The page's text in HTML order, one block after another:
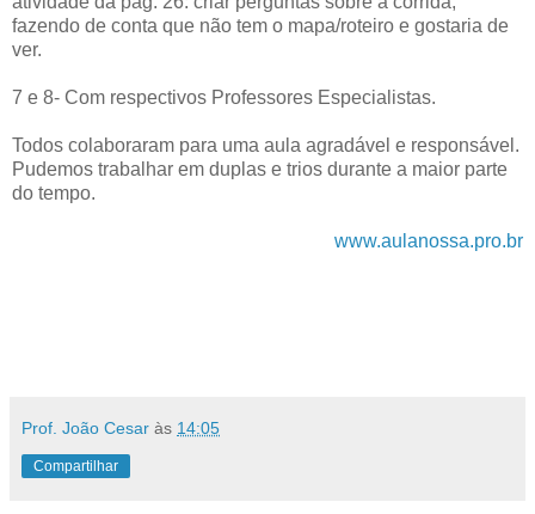
fazendo de conta que não tem o mapa/roteiro e gostaria de
ver.
7 e 8- Com respectivos Professores Especialistas.
Todos colaboraram para uma aula agradável e responsável.
Pudemos trabalhar em duplas e trios durante a maior parte
do tempo.
www.aulanossa.pro.br
Prof. João Cesar às 14:05
Compartilhar